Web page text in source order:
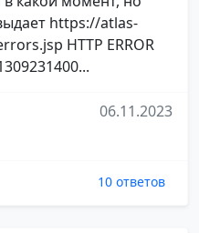
https://atlas-
HTTP ERROR
06.11.2023
10 ответов